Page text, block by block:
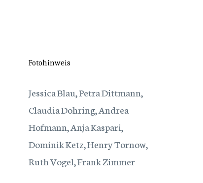
Fotohinweis
Jessica Blau, Petra Dittmann,
Claudia Döhring, Andrea
Hofmann, Anja Kaspari,
Dominik Ketz, Henry Tornow,
Ruth Vogel, Frank Zimmer